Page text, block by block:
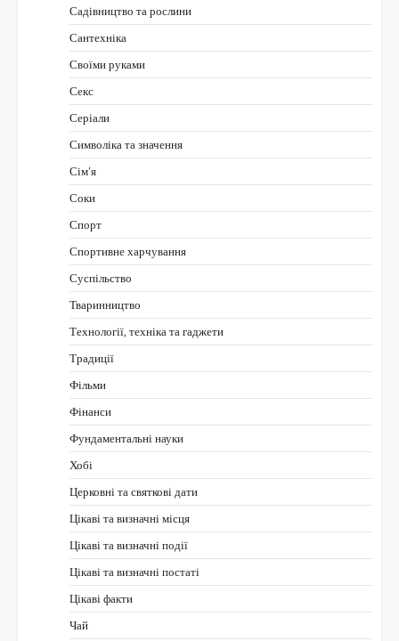
Садівництво та рослини
Сантехніка
Своїми руками
Секс
Серіали
Символіка та значення
Сім’я
Соки
Спорт
Спортивне харчування
Суспільство
Тваринництво
Технології, техніка та гаджети
Традиції
Фільми
Фінанси
Фундаментальні науки
Хобі
Церковні та святкові дати
Цікаві та визначні місця
Цікаві та визначні події
Цікаві та визначні постаті
Цікаві факти
Чай